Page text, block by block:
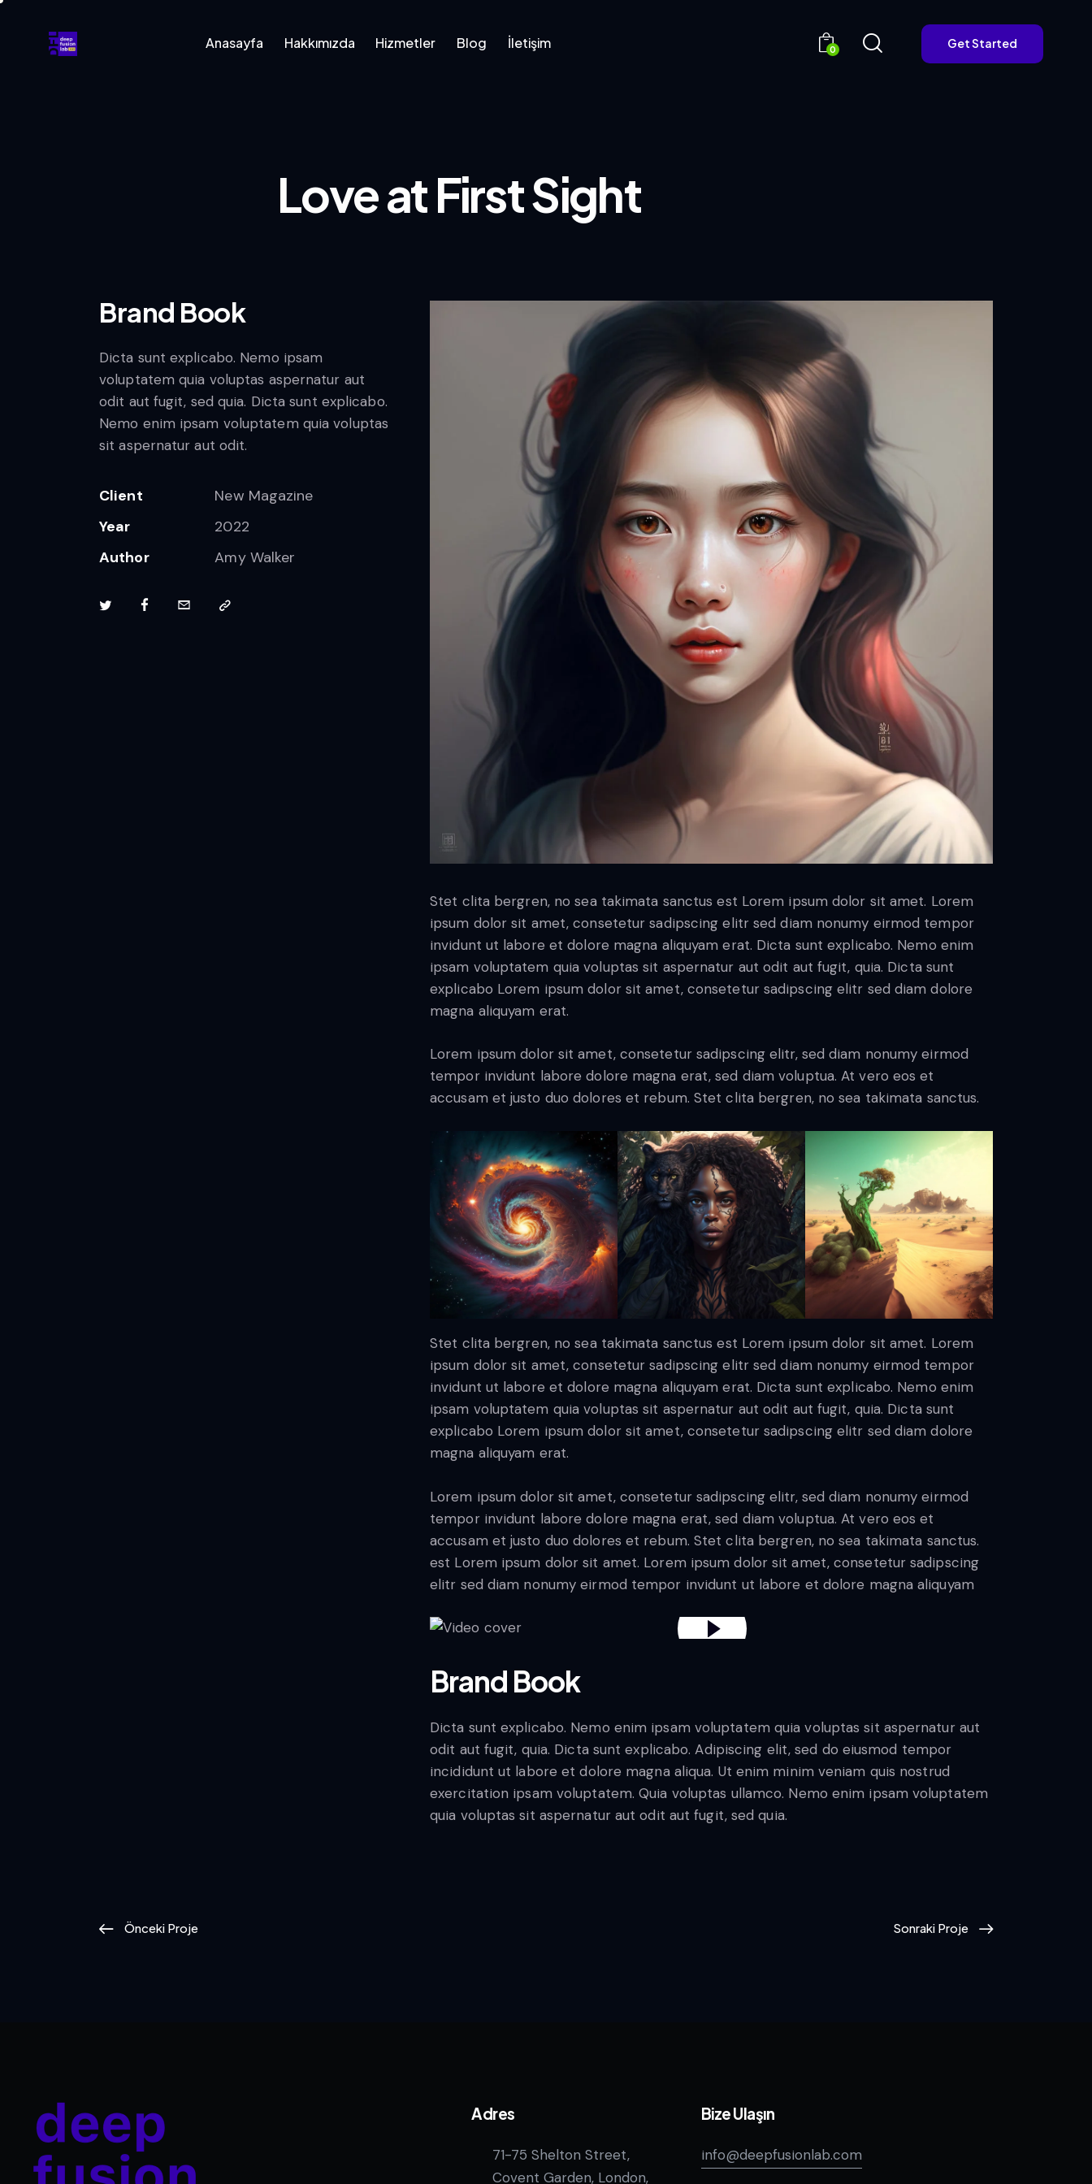
Anasayfa Hakkımızda Hizmetler Blog İletişim 0 Get Started
Love at First Sight
Brand Book
Dicta sunt explicabo. Nemo ipsam
voluptatem quia voluptas aspernatur aut
odit aut fugit, sed quia. Dicta sunt explicabo.
Nemo enim ipsam voluptatem quia voluptas
sit aspernatur aut odit.
Client
New Magazine
Year
2022
Author
Amy Walker
Stet clita bergren, no sea takimata sanctus est Lorem ipsum dolor sit amet. Lorem
ipsum dolor sit amet, consetetur sadipscing elitr sed diam nonumy eirmod tempor
invidunt ut labore et dolore magna aliquyam erat. Dicta sunt explicabo. Nemo enim
ipsam voluptatem quia voluptas sit aspernatur aut odit aut fugit, quia. Dicta sunt
explicabo Lorem ipsum dolor sit amet, consetetur sadipscing elitr sed diam dolore
magna aliquyam erat.
Lorem ipsum dolor sit amet, consetetur sadipscing elitr, sed diam nonumy eirmod
tempor invidunt labore dolore magna erat, sed diam voluptua. At vero eos et
accusam et justo duo dolores et rebum. Stet clita bergren, no sea takimata sanctus.
Stet clita bergren, no sea takimata sanctus est Lorem ipsum dolor sit amet. Lorem
ipsum dolor sit amet, consetetur sadipscing elitr sed diam nonumy eirmod tempor
invidunt ut labore et dolore magna aliquyam erat. Dicta sunt explicabo. Nemo enim
ipsam voluptatem quia voluptas sit aspernatur aut odit aut fugit, quia. Dicta sunt
explicabo Lorem ipsum dolor sit amet, consetetur sadipscing elitr sed diam dolore
magna aliquyam erat.
Lorem ipsum dolor sit amet, consetetur sadipscing elitr, sed diam nonumy eirmod
tempor invidunt labore dolore magna erat, sed diam voluptua. At vero eos et
accusam et justo duo dolores et rebum. Stet clita bergren, no sea takimata sanctus.
est Lorem ipsum dolor sit amet. Lorem ipsum dolor sit amet, consetetur sadipscing
elitr sed diam nonumy eirmod tempor invidunt ut labore et dolore magna aliquyam
Brand Book
Dicta sunt explicabo. Nemo enim ipsam voluptatem quia voluptas sit aspernatur aut
odit aut fugit, quia. Dicta sunt explicabo. Adipiscing elit, sed do eiusmod tempor
incididunt ut labore et dolore magna aliqua. Ut enim minim veniam quis nostrud
exercitation ipsam voluptatem. Quia voluptas ullamco. Nemo enim ipsam voluptatem
quia voluptas sit aspernatur aut odit aut fugit, sed quia.
Önceki Proje Sonraki Proje
Adres
71-75 Shelton Street,
Covent Garden, London,
Bize Ulaşın
info@deepfusionlab.com